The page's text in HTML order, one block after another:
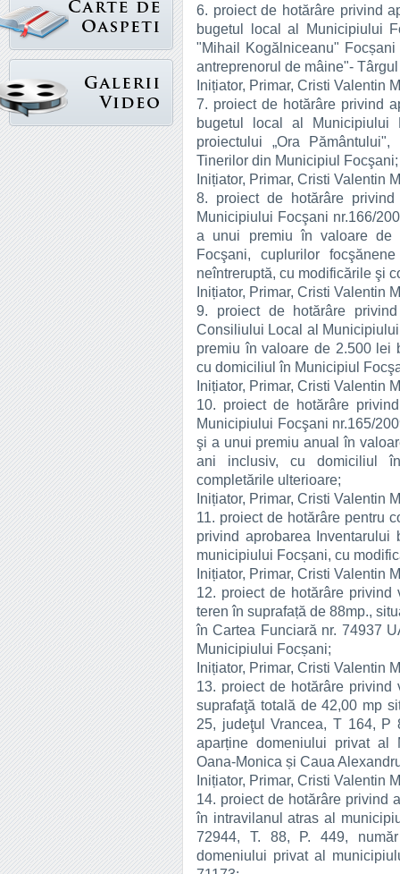
6. proiect de hotărâre privind
bugetul local al Municipiului
"Mihail Kogălniceanu"
antreprenorul de mâine"-
Inițiator, Primar, Cristi Valentin
7. proiect de hotărâre privind
bugetul local al Municipiului
proiectului „Ora
Tinerilor din Municipiul Focşani;
Inițiator, Primar, Cristi Valentin
8. proiect de hotărâre
Municipiului Focşani nr.166/
a unui premiu în valoare de
Focşani, cuplurilor
neîntreruptă, cu modificările şi
Inițiator, Primar, Cristi Valentin
9. proiect de hotărâre
Consiliului Local al
premiu în valoare de 2.500 lei
cu domiciliul în Municipiul
Inițiator, Primar, Cristi Valentin
10. proiect de hotărâre
Municipiului Focşani nr.165/
şi a unui premiu anual în
ani inclusiv, cu domiciliul
completările ulterioare;
Inițiator, Primar, Cristi Valentin
11. proiect de hotărâre pentru
privind aprobarea
municipiului Focșani, cu
Inițiator, Primar, Cristi Valentin
12. proiect de hotărâre
teren în suprafață de 88mp.,
în Cartea Funciară nr. 74937
Municipiului Focșani;
Inițiator, Primar, Cristi Valentin
13. proiect de hotărâre
suprafaţă totală de 42,00 mp
25, judeţul Vrancea, T 164,
aparține domeniului privat al
Oana-Monica și Caua
Inițiator, Primar, Cristi Valentin
14. proiect de hotărâre privind
în intravilanul atras al
72944, T. 88, P. 449,
domeniului privat al